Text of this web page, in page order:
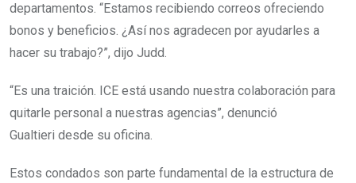
departamentos. “Estamos recibiendo correos ofreciendo
bonos y beneficios. ¿Así nos agradecen por ayudarles a
hacer su trabajo?”, dijo Judd.
“Es una traición. ICE está usando nuestra colaboración para
quitarle personal a nuestras agencias”, denunció
Gualtieri desde su oficina.
Estos condados son parte fundamental de la estructura de